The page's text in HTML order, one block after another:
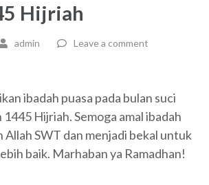
Hijriah
admin Leave a comment
ibadah puasa pada bulan suci
Hijriah. Semoga amal ibadah
SWT dan menjadi bekal untuk
baik. Marhaban ya Ramadhan!